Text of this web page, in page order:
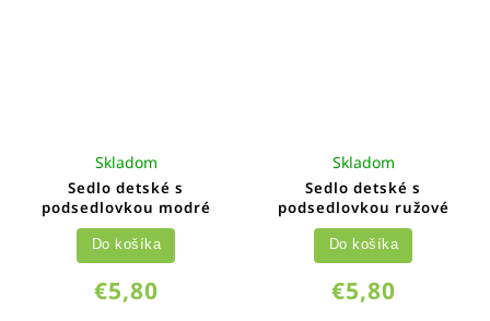
Sedlo detské s
podsedlovkou modré
Skladom
€5,80
Do košíka
Sedlo detské s
podsedlovkou ružové
Skladom
€5,80
Do košíka